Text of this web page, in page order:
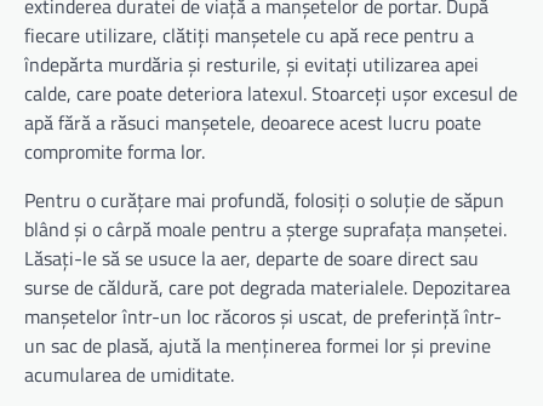
fiecare utilizare, clătiți manșetele cu apă rece pentru a
îndepărta murdăria și resturile, și evitați utilizarea apei
calde, care poate deteriora latexul. Stoarceți ușor excesul de
apă fără a răsuci manșetele, deoarece acest lucru poate
compromite forma lor.
Pentru o curățare mai profundă, folosiți o soluție de săpun
blând și o cârpă moale pentru a șterge suprafața manșetei.
Lăsați-le să se usuce la aer, departe de soare direct sau
surse de căldură, care pot degrada materialele. Depozitarea
manșetelor într-un loc răcoros și uscat, de preferință într-
un sac de plasă, ajută la menținerea formei lor și previne
acumularea de umiditate.